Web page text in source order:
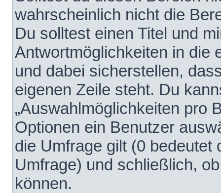
wahrscheinlich nicht die
Du solltest einen Titel und
Antwortmöglichkeiten in die
und dabei sicherstellen,
eigenen Zeile steht. Du
„Auswahlmöglichkeiten pro
Optionen ein Benutzer
die Umfrage gilt (0 bedeutet
Umfrage) und schließlich,
können.